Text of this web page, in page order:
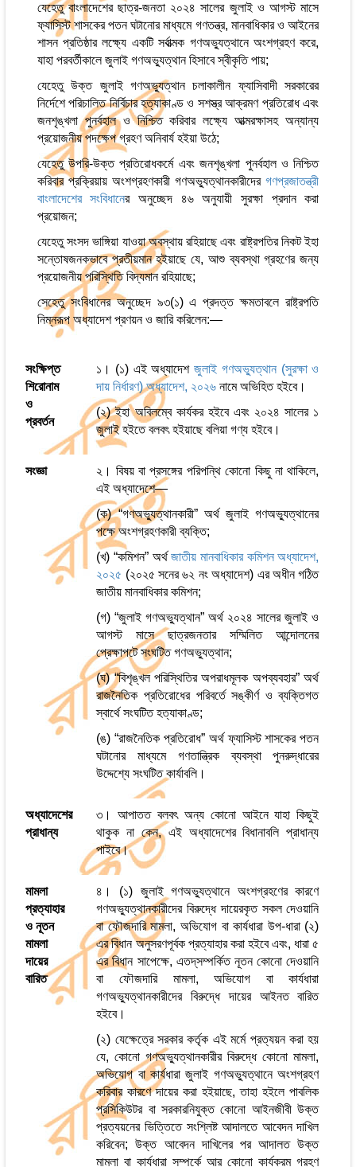
যেহেতু বাংলাদেশের ছাত্র-জনতা ২০২৪ সালের জুলাই ও আগস্ট মাসে
ফ্যাসিস্ট শাসকের পতন ঘটানোর মাধ্যমে গণতন্ত্র, মানবাধিকার ও আইনের
শাসন প্রতিষ্ঠার লক্ষ্যে একটি সর্বাত্মক গণঅভ্যুত্থানে অংশগ্রহণ করে,
যাহা পরবর্তীকালে জুলাই গণঅভ্যুত্থান হিসাবে স্বীকৃতি পায়;
যেহেতু উক্ত জুলাই গণঅভ্যুত্থান চলাকালীন ফ্যাসিবাদী সরকারের
নির্দেশে পরিচালিত নির্বিচার হত্যাকাণ্ড ও সশস্ত্র আক্রমণ প্রতিরোধ এবং
জনশৃঙ্খলা পুনর্বহাল ও নিশ্চিত করিবার লক্ষ্যে আত্মরক্ষাসহ অন্যান্য
প্রয়োজনীয় পদক্ষেপ গ্রহণ অনিবার্য হইয়া উঠে;
যেহেতু উপরি-উক্ত প্রতিরোধকর্মে এবং জনশৃঙ্খলা পুনর্বহাল ও নিশ্চিত
করিবার প্রক্রিয়ায় অংশগ্রহণকারী গণঅভ্যুত্থানকারীদেরগণপ্রজাতন্ত্রী
বাংলাদেশের সংবিধানের অনুচ্ছেদ ৪৬ অনুযায়ী সুরক্ষা প্রদান করা
প্রয়োজন;
যেহেতু সংসদ ভাঙ্গিয়া যাওয়া অবস্থায় রহিয়াছে এবং রাষ্ট্রপতির নিকট ইহা
সন্তোষজনকভাবে প্রতীয়মান হইয়াছে যে, আশু ব্যবস্থা গ্রহণের জন্য
প্রয়োজনীয় পরিস্থিতি বিদ্যমান রহিয়াছে;
সেহেতু সংবিধানের অনুচ্ছেদ ৯৩(১) এ প্রদত্ত ক্ষমতাবলে রাষ্ট্রপতি
নিম্নরূপ অধ্যাদেশ প্রণয়ন ও জারি করিলেন:—
সংক্ষিপ্ত
শিরোনাম
ও
প্রবর্তন
১। (১) এই অধ্যাদেশজুলাই গণঅভ্যুত্থান (সুরক্ষা ও
দায় নির্ধারণ) অধ্যাদেশ, ২০২৬ নামে অভিহিত হইবে।
(২) ইহা অবিলম্বে কার্যকর হইবে এবং ২০২৪ সালের ১
জুলাই হইতে বলবৎ হইয়াছে বলিয়া গণ্য হইবে।
সংজ্ঞা
২। বিষয় বা প্রসঙ্গের পরিপন্থি কোনো কিছু না থাকিলে,
এই অধ্যাদেশে—
(ক) “গণঅভ্যুত্থানকারী” অর্থ জুলাই গণঅভ্যুত্থানের
পক্ষে অংশগ্রহণকারী ব্যক্তি;
(খ) “কমিশন” অর্থজাতীয় মানবাধিকার কমিশন অধ্যাদেশ,
২০২৫ (২০২৫ সনের ৬২ নং অধ্যাদেশ) এর অধীন গঠিত
জাতীয় মানবাধিকার কমিশন;
(গ) “জুলাই গণঅভ্যুত্থান” অর্থ ২০২৪ সালের জুলাই ও
আগস্ট মাসে ছাত্রজনতার সম্মিলিত আন্দোলনের
প্রেক্ষাপটে সংঘটিত গণঅভ্যুত্থান;
(ঘ) “বিশৃঙ্খল পরিস্থিতির অপরাধমূলক অপব্যবহার” অর্থ
রাজনৈতিক প্রতিরোধের পরিবর্তে সঙ্কীর্ণ ও ব্যক্তিগত
স্বার্থে সংঘটিত হত্যাকাণ্ড;
(ঙ) “রাজনৈতিক প্রতিরোধ” অর্থ ফ্যাসিস্ট শাসকের পতন
ঘটানোর মাধ্যমে গণতান্ত্রিক ব্যবস্থা পুনরুদ্ধারের
উদ্দেশ্যে সংঘটিত কার্যাবলি।
অধ্যাদেশের
প্রাধান্য
৩। আপাতত বলবৎ অন্য কোনো আইনে যাহা কিছুই
থাকুক না কেন, এই অধ্যাদেশের বিধানাবলি প্রাধান্য
পাইবে।
মামলা
প্রত্যাহার
ও নূতন
মামলা
দায়ের
বারিত
৪। (১) জুলাই গণঅভ্যুত্থানে অংশগ্রহণের কারণে
গণঅভ্যুত্থানকারীদের বিরুদ্ধে দায়েরকৃত সকল দেওয়ানি
বা ফৌজদারি মামলা, অভিযোগ বা কার্যধারা উপ-ধারা (২)
এর বিধান অনুসরণপূর্বক প্রত্যাহার করা হইবে এবং, ধারা ৫
এর বিধান সাপেক্ষে, এতদ্‌সম্পর্কিত নূতন কোনো দেওয়ানি
বা ফৌজদারি মামলা, অভিযোগ বা কার্যধারা
গণঅভ্যুত্থানকারীদের বিরুদ্ধে দায়ের আইনত বারিত
হইবে।
(২) যেক্ষেত্রে সরকার কর্তৃক এই মর্মে প্রত্যয়ন করা হয়
যে, কোনো গণঅভ্যুত্থানকারীর বিরুদ্ধে কোনো মামলা,
অভিযোগ বা কার্যধারা জুলাই গণঅভ্যুত্থানে অংশগ্রহণ
করিবার কারণে দায়ের করা হইয়াছে, তাহা হইলে পাবলিক
প্রসিকিউটর বা সরকারনিযুক্ত কোনো আইনজীবী উক্ত
প্রত্যয়নের ভিত্তিতে সংশ্লিষ্ট আদালতে আবেদন দাখিল
করিবেন; উক্ত আবেদন দাখিলের পর আদালত উক্ত
মামলা বা কার্যধারা সম্পর্কে আর কোনো কার্যক্রম গ্রহণ